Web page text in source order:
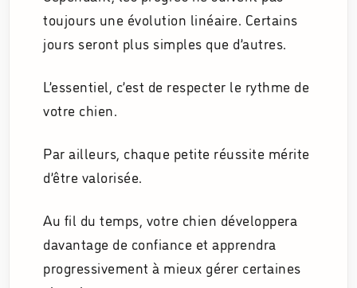
toujours une évolution linéaire. Certains
jours seront plus simples que d’autres.
L’essentiel, c’est de respecter le rythme de
votre chien.
Par ailleurs, chaque petite réussite mérite
d’être valorisée.
Au fil du temps, votre chien développera
davantage de confiance et apprendra
progressivement à mieux gérer certaines